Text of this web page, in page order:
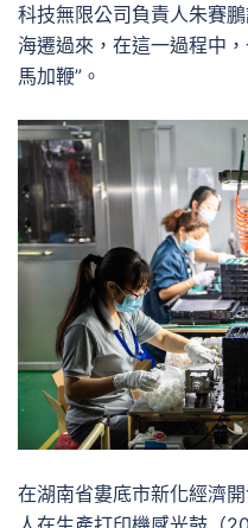
科技無限公司負責人朱賽
海遷過來，在這一過程中
馬加鞭”。
在湖南省婁底市新化經濟